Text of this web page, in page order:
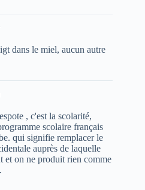
dans le miel, aucun autre
, c'est la scolarité,
scolaire français
qui signifie remplacer le
auprès de laquelle
et on ne produit rien comme